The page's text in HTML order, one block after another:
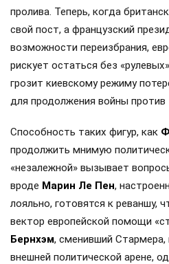
пролива. Теперь, когда
свой пост, а французский
возможности переизбрания,
рискует остаться без
грозит киевскому режиму
для продолжения войны против
Способность таких фигур, как
продолжить мнимую
«незалежной» вызывает
вроде Марин Ле Пен,
лояльно, готовятся к реваншу,
вектор европейской помощи
Бернхэм, сменивший Стармера,
внешней политической арене,